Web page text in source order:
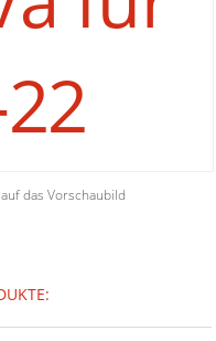
das Vorschaubild